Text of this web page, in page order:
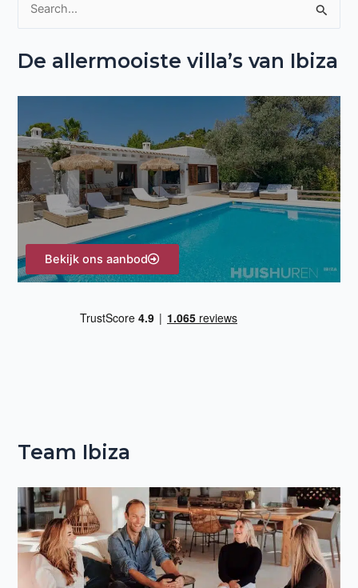
e
a
r
:
De allermooiste villa’s van Ibiza
Bekijk ons aanbod
Team Ibiza